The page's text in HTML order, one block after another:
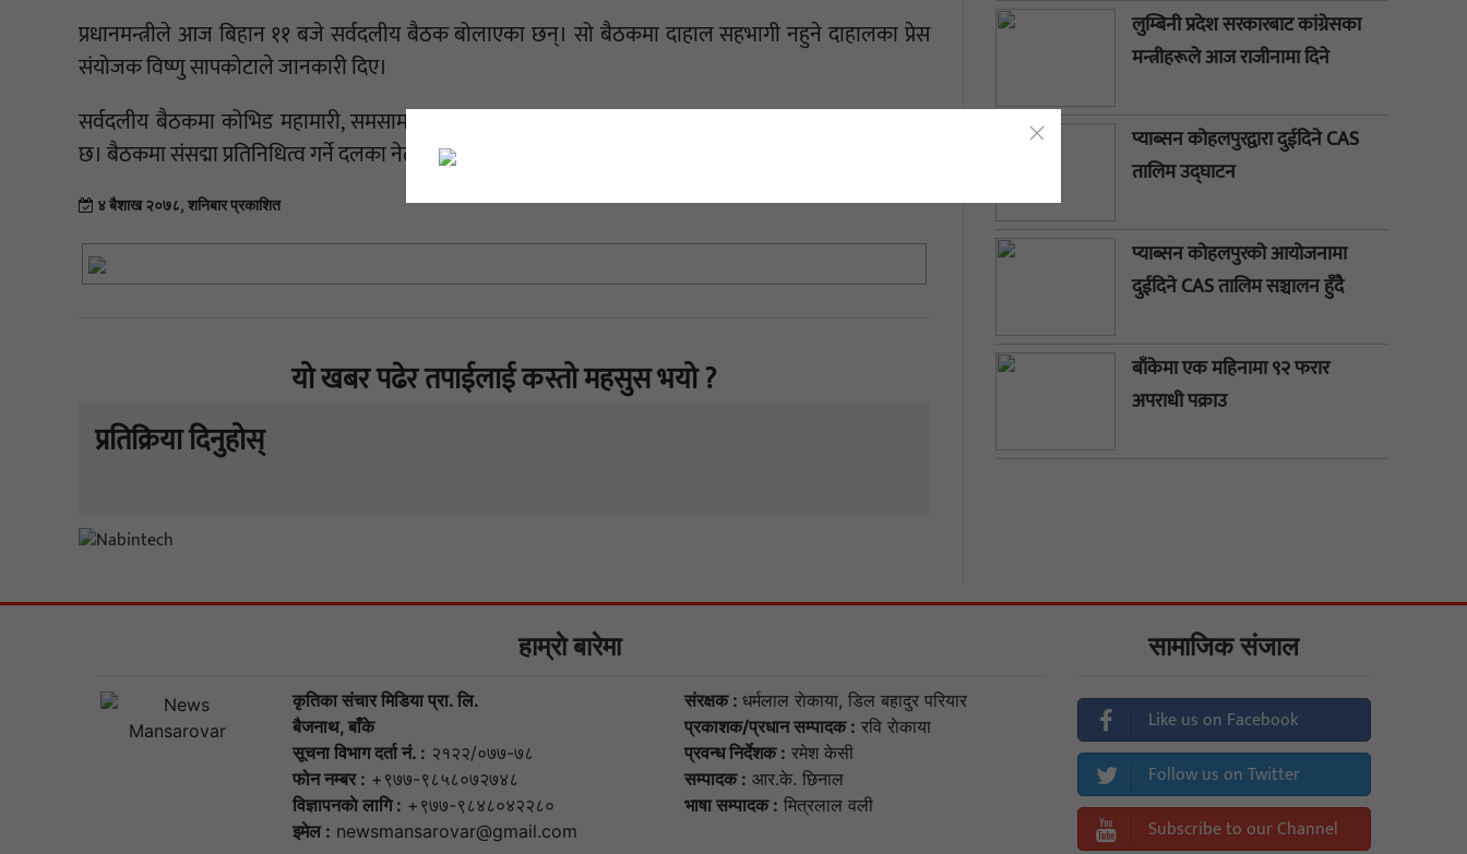
प्रधानमन्त्रीले आज बिहान ११ बजे सर्वदलीय बैठक बोलाएका छन्। सो बैठकमा दाहाल सहभागी नहुने दाहालका प्रेस
संयोजक विष्णु सापकोटाले जानकारी दिए।
सर्वदलीय बैठकमा कोभिड महामारी, समसामयिक राजनीतिक घटनाक्रमलगायतका विषयमा छलफल हुने बताइएको
छ। बैठकमा संसद्मा प्रतिनिधित्व गर्ने दलका नेताहरूलाई बोलाइएको छ।
४ बैशाख २०७८, शनिबार प्रकाशित
यो खबर पढेर तपाईलाई कस्तो महसुस भयो ?
प्रतिक्रिया दिनुहोस्
लुम्बिनी प्रदेश सरकारबाट कांग्रेसका
मन्त्रीहरूले आज राजीनामा दिने
प्याब्सन कोहलपुरद्वारा दुईदिने CAS
तालिम उद्घाटन
प्याब्सन कोहलपुरको आयोजनामा
दुईदिने CAS तालिम सञ्चालन हुँदै
बाँकेमा एक महिनामा ९२ फरार
अपराधी पक्राउ
हाम्राे बारेमा
कृतिका संचार मिडिया प्रा. लि.
बैजनाथ, बाँके
सूचना विभाग दर्ता नं. : २१२२/०७७-७८
फोन नम्बर : +९७७-९८५८०७२७४८
विज्ञापनकाे लागि : +९७७-९८४८०४२२८०
इमेल : newsmansarovar@gmail.com
संरक्षक :धर्मलाल राेकाया, डिल बहादुर परियार
प्रकाशक/प्रधान सम्पादक : रवि राेकाया
प्रवन्ध निर्देशक : रमेश केसी
सम्पादक : आर.के. छिनाल
भाषा सम्पादक : मित्रलाल वली
सामाजिक संजाल
Like us on Facebook
Follow us on Twitter
Subscribe to our Channel